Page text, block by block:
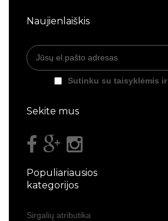
Naujienlaiškis
Sutinku su taisyklėmis
Sekite mus
Populiariausios
kategorijos
Sirgalių atributika